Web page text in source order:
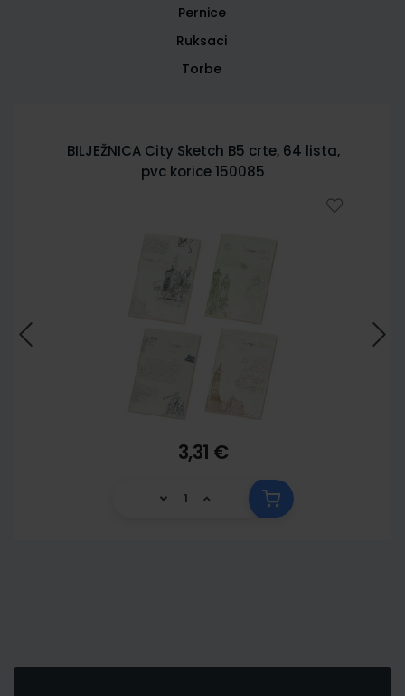
Pernice
Ruksaci
Torbe
BILJEŽNICA City Sketch B5 crte, 64 lista,
pvc korice 150085
3,31 €